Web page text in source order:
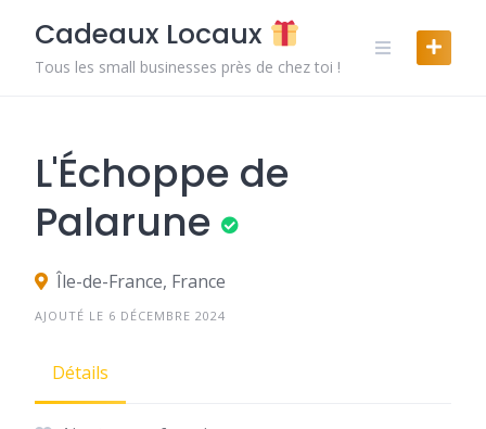
content
Cadeaux Locaux
Tous les small businesses près de chez toi !
L'Échoppe de
Palarune
Île-de-France, France
AJOUTÉ LE 6 DÉCEMBRE 2024
Détails